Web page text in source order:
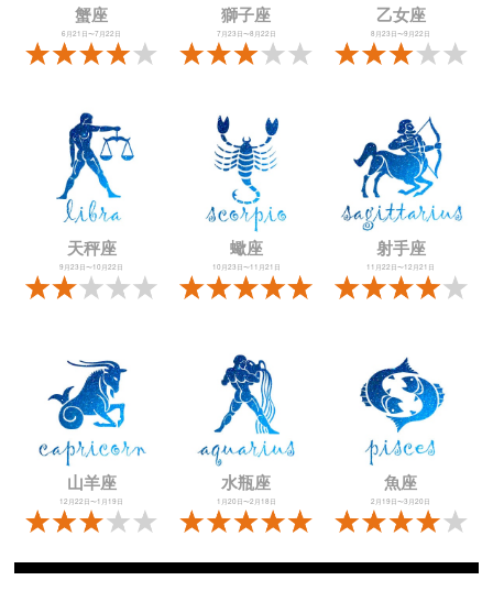
蟹座
6月21日〜7月22日
獅子座
7月23日〜8月22日
乙女座
8月23日〜9月22日
天秤座
9月23日〜10月22日
蠍座
10月23日〜11月21日
射手座
11月22日〜12月21日
山羊座
12月22日〜1月19日
水瓶座
1月20日〜2月18日
魚座
2月19日〜3月20日